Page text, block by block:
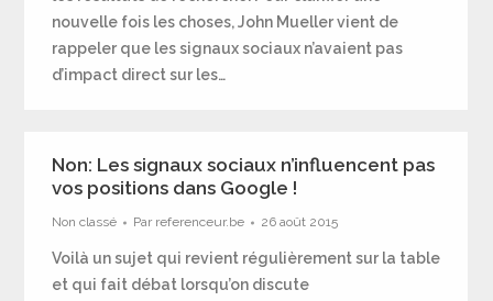
nouvelle fois les choses, John Mueller vient de
rappeler que les signaux sociaux n’avaient pas
d’impact direct sur les…
Non: Les signaux sociaux n’influencent pas
vos positions dans Google !
Non classé Par referenceur.be 26 août 2015
Voilà un sujet qui revient régulièrement sur la table
et qui fait débat lorsqu’on discute